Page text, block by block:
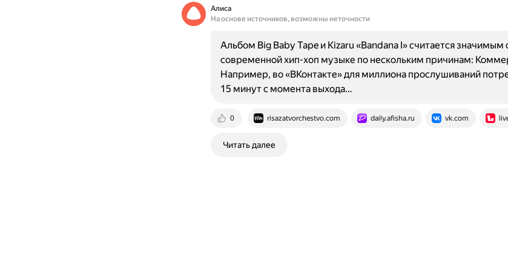
Алиса
На основе источников, возможны неточности
0 risazatvorchestvo.com daily.afisha.ru vk.com
Альбом Big Baby Tape и Kizaru «Bandana I» считается
современной хип-хоп музыке по нескольким причинам:
Например, во «ВКонтакте» для миллиона прослушиваний
15 минут с момента выхода…
Читать далее